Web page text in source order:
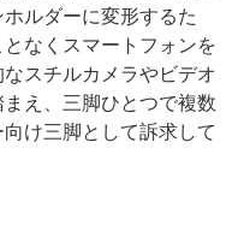
ルダーに変形するた
なくスマートフォンを
スチルカメラやビデオ
え、三脚ひとつで複数
け三脚として訴求して